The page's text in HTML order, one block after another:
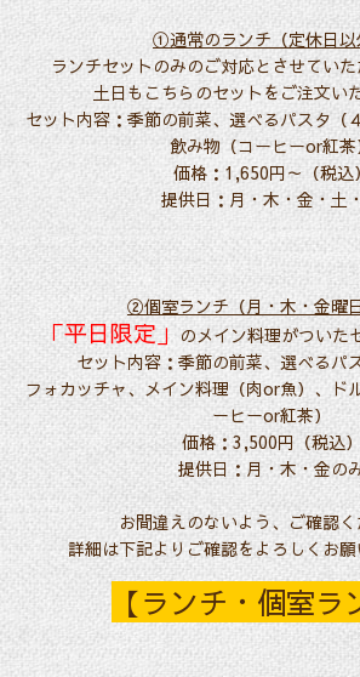
①通常のランチ（定休日以
ランチセットのみのご対応とさせていた
土日もこちらのセットをご注文い
セット内容：季節の前菜、選べるパスタ（
飲み物（コーヒーor紅
価格：1,650円～（税込
提供日：月・木・金・土
②個室ランチ（月・木・金曜
「平日限定」のメイン料理がついた
セット内容：季節の前菜、選べるパ
フォカッチャ、メイン料理（肉or魚）、ド
ーヒーor紅茶）
価格：3,500円（税込）
提供日：月・木・金の
お間違えのないよう、ご確認く
詳細は下記よりご確認をよろしくお
【ランチ・個室ラ